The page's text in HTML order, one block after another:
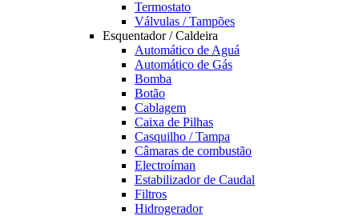
Termostato
Válvulas / Tampões
Esquentador / Caldeira
Automático de Aguá
Automático de Gás
Bomba
Botão
Cablagem
Caixa de Pilhas
Casquilho / Tampa
Câmaras de combustão
Electroíman
Estabilizador de Caudal
Filtros
Hidrogerador